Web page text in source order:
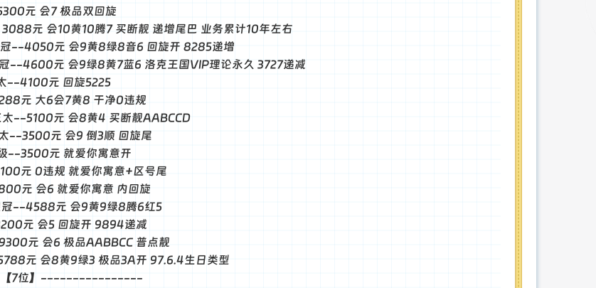
元 会7 极品双回旋
元 会10黄10腾7 买断靓 递增尾巴 业务累计10年左右
--4050元 会9黄8绿8音6 回旋开 8285递增
4600元 会9绿8黄7蓝6 洛克王国VIP理论永久 3727递减
--4100元 回旋5225
元 大6会7黄8 干净0违规
--5100元 会8黄4 买断靓AABCCD
--3500元 会9 倒3顺 回旋尾
3500元 就爱你寓意开
元 0违规 就爱你寓意+区号尾
元 会6 就爱你寓意 内回旋
--4588元 会9黄9绿8腾6红5
元 会5 回旋开 9894递减
元 会6 极品AABBCC 普点靓
元 会8黄9绿3 极品3A开 97.6.4生日类型
7位】----------------